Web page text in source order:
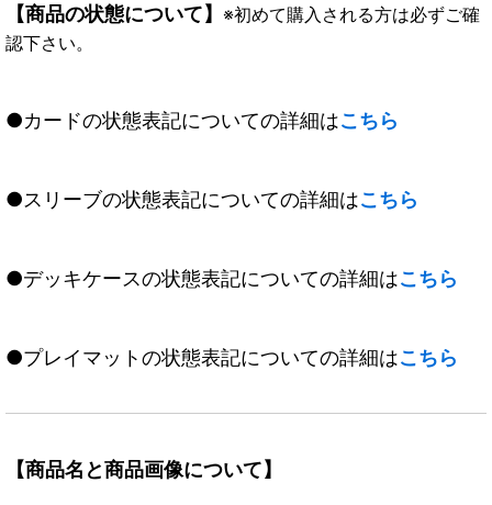
【商品の状態について】 ※初めて購入される方は必ずご確
認下さい。
●カードの状態表記についての詳細はこちら
●スリーブの状態表記についての詳細はこちら
●デッキケースの状態表記についての詳細はこちら
●プレイマットの状態表記についての詳細はこちら
【商品名と商品画像について】